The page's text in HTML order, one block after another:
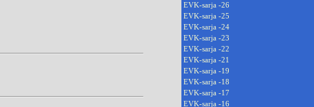
EVK-sarja -26
EVK-sarja -25
EVK-sarja -24
EVK-sarja -23
EVK-sarja -22
EVK-sarja -21
EVK-sarja -19
EVK-sarja -18
EVK-sarja -17
EVK-sarja -16